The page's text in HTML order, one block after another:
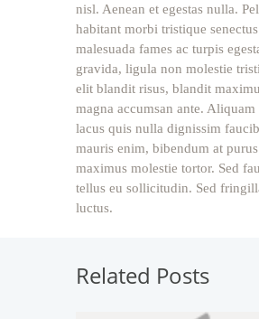
nisl. Aenean et egestas nulla.
habitant morbi tristique
malesuada fames ac turpis
gravida, ligula non molestie
elit blandit risus, blandit
magna accumsan ante.
lacus quis nulla dignissim
mauris enim, bibendum at
maximus molestie tortor. Sed
tellus eu sollicitudin. Sed
luctus.
Related Posts